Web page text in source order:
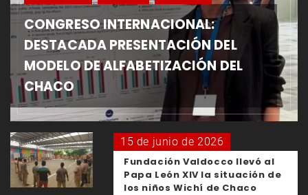
CONGRESO INTERNACIONAL:
DESTACADA PRESENTACIÓN DEL
MODELO DE ALFABETIZACIÓN DEL
CHACO
15 de junio de 2026
Fundación Valdocco llevó al
Papa León XIV la situación de
los niños Wichí de Chaco